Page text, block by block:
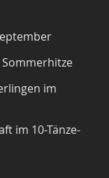
im
im 10-Tänze-